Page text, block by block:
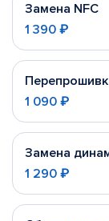
Замена NFC
1 390 ₽
1 090 ₽
Замена
1 290 ₽